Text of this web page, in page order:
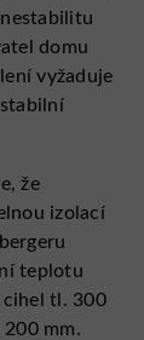
domu
vyžaduje
že
izolací
teplotu
cihel tl. 300
mm.